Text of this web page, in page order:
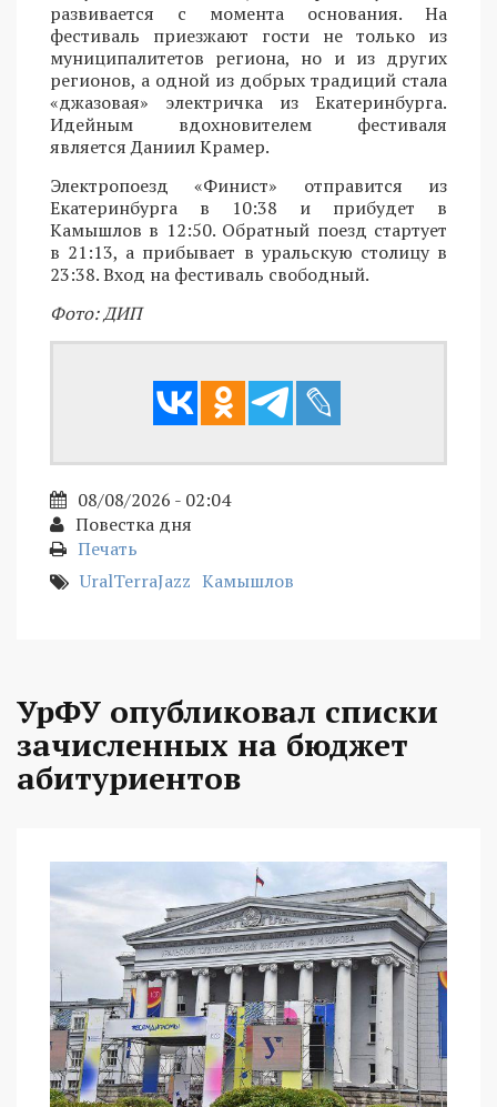
развивается с момента основания. На
фестиваль приезжают гости не только из
муниципалитетов региона, но и из других
регионов, а одной из добрых традиций стала
«джазовая» электричка из Екатеринбурга.
Идейным вдохновителем фестиваля
является Даниил Крамер.
Электропоезд «Финист» отправится из
Екатеринбурга в 10:38 и прибудет в
Камышлов в 12:50. Обратный поезд стартует
в 21:13, а прибывает в уральскую столицу в
23:38. Вход на фестиваль свободный.
Фото: ДИП
08/08/2026 - 02:04
Повестка дня
Печать
UralTerraJazz Камышлов
УрФУ опубликовал списки
зачисленных на бюджет
абитуриентов